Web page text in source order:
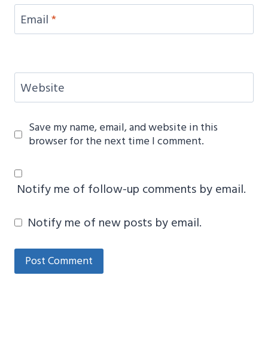
Email*
Website
Save my name, email, and website in this
browser for the next time I comment.
Notify me of follow-up comments by email.
Notify me of new posts by email.